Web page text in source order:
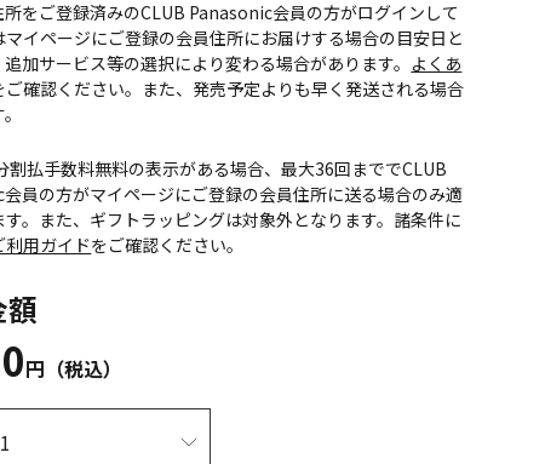
所をご登録済みのCLUB Panasonic会員の方がログインして
マイページにご登録の会員住所にお届けする場合の目安日と
加サービス等の選択により変わる場合があります。 よくあ
ご確認ください。また、発売予定よりも早く発送される場合
割払手数料無料の表示がある場合、最大36回まででCLUB
員の方がマイページにご登録の会員住所に送る場合のみ適
す。また、ギフトラッピングは対象外となります。諸条件に
利用ガイドをご確認ください。
円（税込）